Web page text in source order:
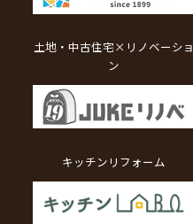
土地・中古住宅×リノベーショ
ン
キッチンリフォーム